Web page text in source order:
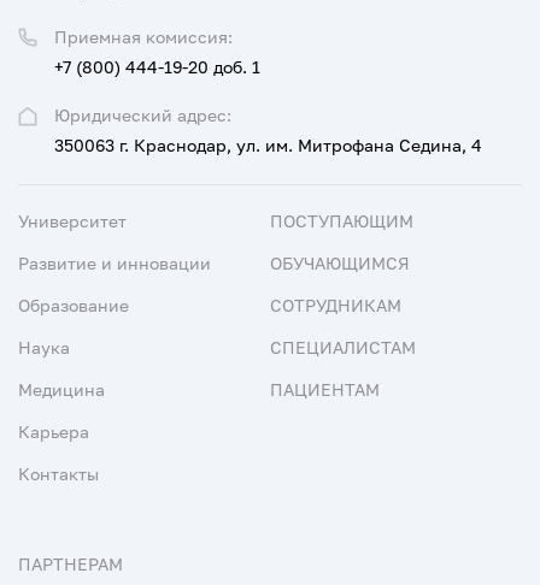
Юридический адрес:
350063 г. Краснодар, ул. им. Митрофана Седина, 4
Приемная комиссия:
+7 (800) 444-19-20 доб. 1
Университет
Развитие и инновации
Образование
Наука
Медицина
Карьера
Контакты
ПОСТУПАЮЩИМ
ОБУЧАЮЩИМСЯ
СОТРУДНИКАМ
СПЕЦИАЛИСТАМ
ПАЦИЕНТАМ
ПАРТНЕРАМ